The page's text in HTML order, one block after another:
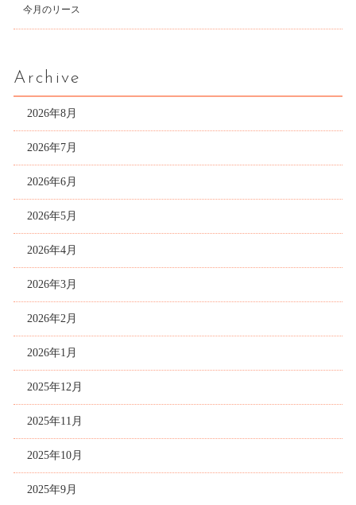
今月のリース
Archive
2026年8月
2026年7月
2026年6月
2026年5月
2026年4月
2026年3月
2026年2月
2026年1月
2025年12月
2025年11月
2025年10月
2025年9月